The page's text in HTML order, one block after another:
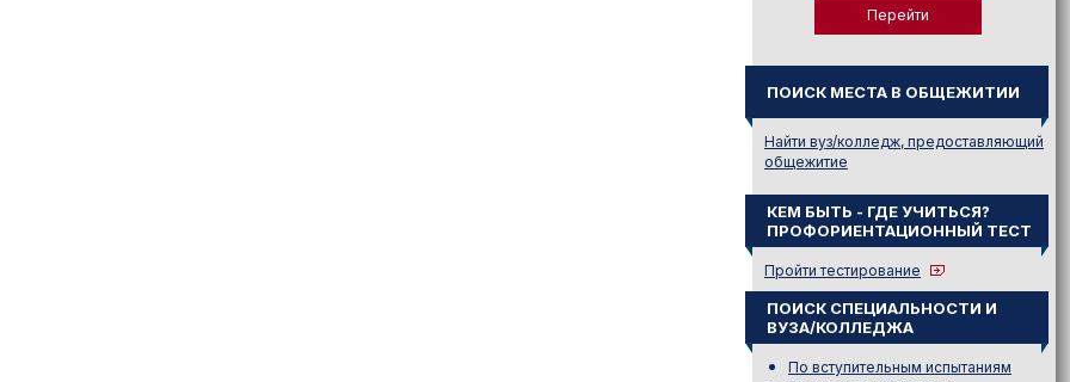
ПОИСК МЕСТА В ОБЩЕЖИТИИ
Найти вуз/колледж, предоставляющий
общежитие
КЕМ БЫТЬ - ГДЕ УЧИТЬСЯ?
ПРОФОРИЕНТАЦИОННЫЙ ТЕСТ
Пройти тестирование
ПОИСК СПЕЦИАЛЬНОСТИ И
ВУЗА/КОЛЛЕДЖА
По вступительным испытаниям